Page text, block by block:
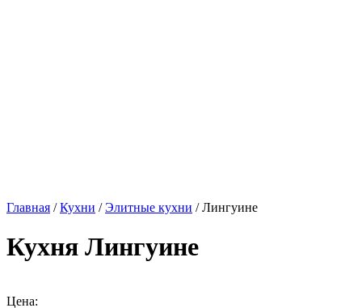
Главная /Кухни /Элитные кухни / Лингуине
Кухня Лингуине
Цена: